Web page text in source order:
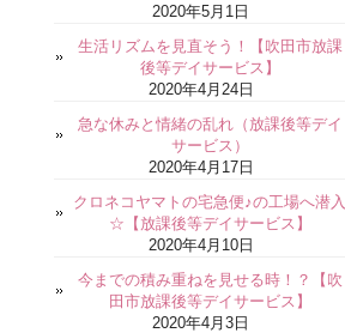
2020年5月1日
生活リズムを見直そう！【吹田市放課
後等デイサービス】
2020年4月24日
急な休みと情緒の乱れ（放課後等デイ
サービス）
2020年4月17日
クロネコヤマトの宅急便♪の工場へ潜入
☆【放課後等デイサービス】
2020年4月10日
今までの積み重ねを見せる時！？【吹
田市放課後等デイサービス】
2020年4月3日